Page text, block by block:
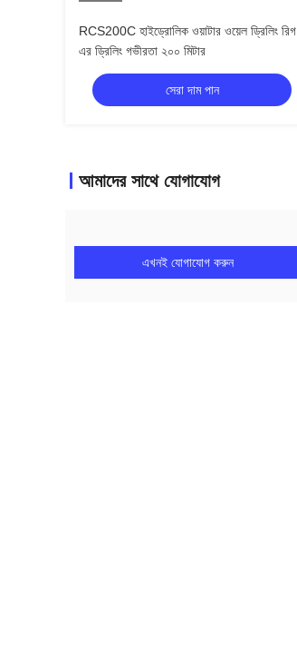
RCS200C হাইড্রোলিক ওয়াটার ওয়েল ড্রিলিং রিগ
এর ড্রিলিং গভীরতা ২০০ মিটার
সেরা দাম পান
আমাদের সাথে যোগাযোগ
এখনই যোগাযোগ করুন